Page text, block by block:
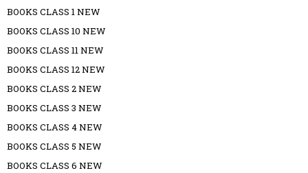
BOOKS CLASS 1 NEW
BOOKS CLASS 10 NEW
BOOKS CLASS 11 NEW
BOOKS CLASS 12 NEW
BOOKS CLASS 2 NEW
BOOKS CLASS 3 NEW
BOOKS CLASS 4 NEW
BOOKS CLASS 5 NEW
BOOKS CLASS 6 NEW